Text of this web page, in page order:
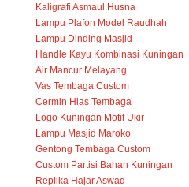
Kaligrafi Asmaul Husna
Lampu Plafon Model Raudhah
Lampu Dinding Masjid
Handle Kayu Kombinasi Kuningan
Air Mancur Melayang
Vas Tembaga Custom
Cermin Hias Tembaga
Logo Kuningan Motif Ukir
Lampu Masjid Maroko
Gentong Tembaga Custom
Custom Partisi Bahan Kuningan
Replika Hajar Aswad